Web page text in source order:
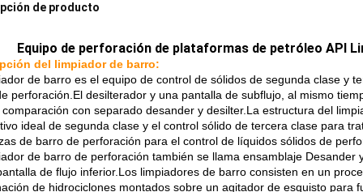
de producto
Equipo de perforación de plataformas de petróleo API
del limpiador de barro:
de barro es el equipo de control de sólidos de segunda clase y
perforación.El desilterador y una pantalla de subflujo, al mismo
con separado desander y desilter.La estructura del
ideal de segunda clase y el control sólido de tercera clase para
de barro de perforación para el control de líquidos sólidos de
de barro de perforación también se llama ensamblaje
de flujo inferior.Los limpiadores de barro consisten en un
de hidrociclones montados sobre un agitador de esquisto para